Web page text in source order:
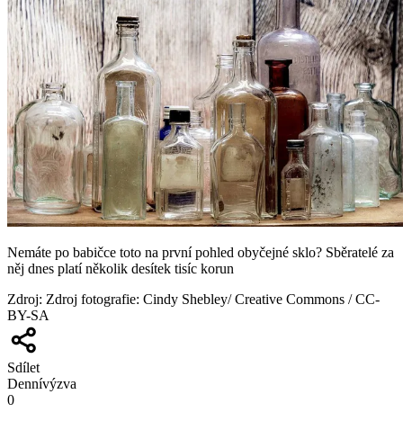
Nemáte po babičce toto na první pohled obyčejné sklo? Sběratelé za
něj dnes platí několik desítek tisíc korun
Zdroj: Zdroj fotografie: Cindy Shebley/ Creative Commons / CC-
BY-SA
Sdílet
Dennívýzva
0